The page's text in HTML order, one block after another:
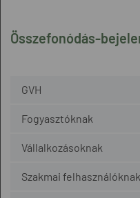
Összefonódás-
GVH
Fogyasztóknak
Vállalkozásoknak
Szakmai felhasználóknak